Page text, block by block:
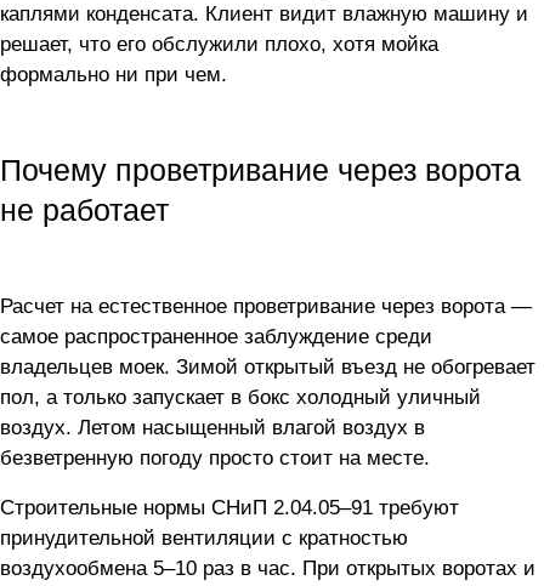
каплями конденсата. Клиент видит влажную машину и
решает, что его обслужили плохо, хотя мойка
формально ни при чем.
Почему проветривание через ворота
не работает
Расчет на естественное проветривание через ворота —
самое распространенное заблуждение среди
владельцев моек. Зимой открытый въезд не обогревает
пол, а только запускает в бокс холодный уличный
воздух. Летом насыщенный влагой воздух в
безветренную погоду просто стоит на месте.
Строительные нормы СНиП 2.04.05–91 требуют
принудительной вентиляции с кратностью
воздухообмена 5–10 раз в час. При открытых воротах и